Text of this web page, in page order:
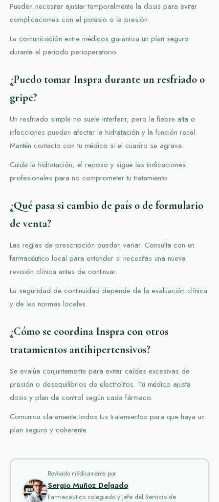
Pueden necesitar ajustar temporalmente la dosis para evitar
complicaciones con el potasio o la presión.
La comunicación entre médicos garantiza un plan seguro
durante el periodo perioperatorio.
¿Puedo tomar Inspra durante un resfriado o
gripe?
Un resfriado simple no suele interferir, pero la fiebre alta o
infecciones pueden afectar la hidratación y la función renal.
Mantén contacto con tu médico si el cuadro se agrava.
Cuida la hidratación, el reposo y sigue las indicaciones
profesionales para no comprometer tu tratamiento.
¿Qué pasa si cambio de país o de formulario
de venta?
Las reglas de prescripción pueden variar. Consulta con un
farmacéutico local para entender si necesitas una nueva
revisión clínica antes de continuar.
La seguridad de continuidad depende de la evaluación clínica
y de las normas locales.
¿Cómo se coordina Inspra con otros
tratamientos antihipertensivos?
Se evalúa conjuntamente para evitar caídas excesivas de
presión o desequilibrios de electrolitos. Tu médico ajusta
dosis y plan de control según cada fármaco.
Comunica claramente todos tus tratamientos para que haya un
plan seguro y coherente.
Revisado médicamente por
Sergio Muñoz Delgado
Farmacéutico colegiado y Jefe del Servicio de